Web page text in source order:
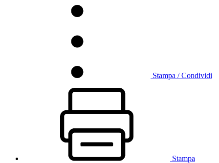
Stampa / Condividi
Stampa